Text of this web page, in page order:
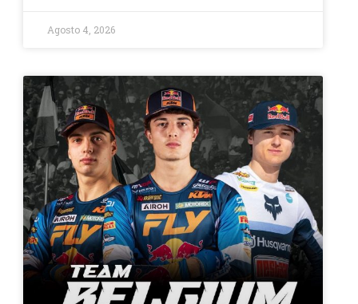
Agosto 4, 2026